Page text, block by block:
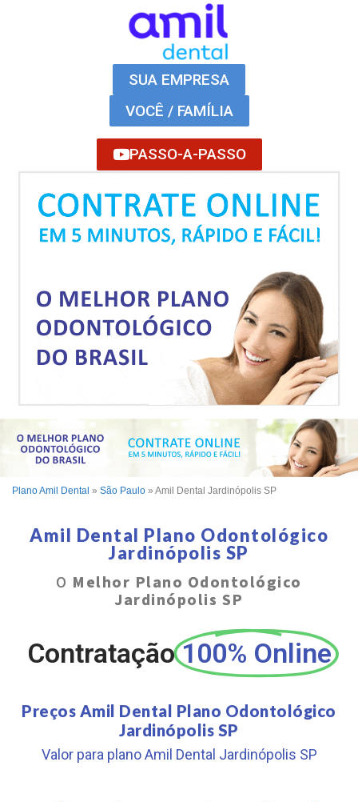
SUA EMPRESA
VOCÊ / FAMÍLIA
PASSO-A-PASSO
Plano Amil Dental » São Paulo » Amil Dental Jardinópolis SP
Amil Dental Plano Odontológico
Jardinópolis SP
O Melhor Plano Odontológico
Jardinópolis SP
Contratação 100% Online
Preços Amil Dental Plano Odontológico
Jardinópolis SP
Valor para plano Amil Dental Jardinópolis SP